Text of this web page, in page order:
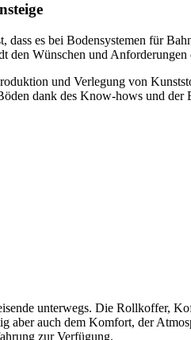
dass es bei Bodensystemen für
Wünschen und
und Verlegung von
dank des Know-hows und
unterwegs. Die Rollkoffer,
aber auch dem Komfort, der
zur Verfügung.